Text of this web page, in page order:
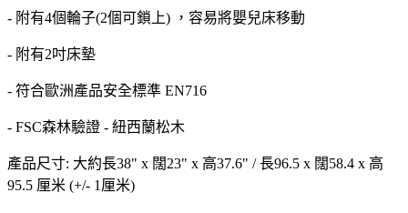
- 附有4個輪子(2個可鎖上) ，容易將嬰兒床移動
- 附有2吋床墊
- 符合歐洲產品安全標準 EN716
- FSC森林驗證 - 紐西蘭松木
產品尺寸: 大約長38" x 闊23" x 高37.6" / 長96.5 x 闊58.4 x 高
95.5 厘米 (+/- 1厘米)